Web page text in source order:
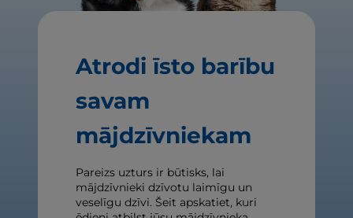
Atrodi īsto barību
savam
mājdzīvniekam
Pareizs uzturs ir būtisks, lai
mājdzīvnieki dzīvotu laimīgu un
veselīgu dzīvi. Šeit apskatiet, kuri